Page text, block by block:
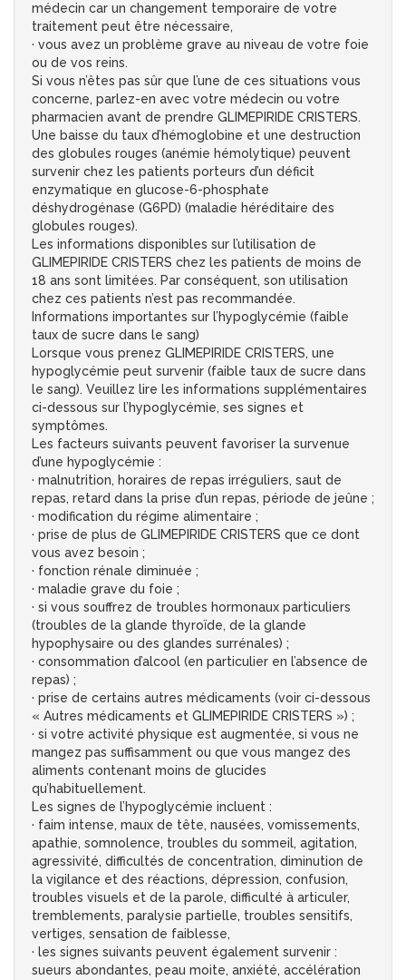
médecin car un changement temporaire de votre
traitement peut être nécessaire,
· vous avez un problème grave au niveau de votre foie
ou de vos reins.
Si vous n’êtes pas sûr que l’une de ces situations vous
concerne, parlez-en avec votre médecin ou votre
pharmacien avant de prendre GLIMEPIRIDE CRISTERS.
Une baisse du taux d’hémoglobine et une destruction
des globules rouges (anémie hémolytique) peuvent
survenir chez les patients porteurs d’un déficit
enzymatique en glucose-6-phosphate
déshydrogénase (G6PD) (maladie héréditaire des
globules rouges).
Les informations disponibles sur l’utilisation de
GLIMEPIRIDE CRISTERS chez les patients de moins de
18 ans sont limitées. Par conséquent, son utilisation
chez ces patients n’est pas recommandée.
Informations importantes sur l’hypoglycémie (faible
taux de sucre dans le sang)
Lorsque vous prenez GLIMEPIRIDE CRISTERS, une
hypoglycémie peut survenir (faible taux de sucre dans
le sang). Veuillez lire les informations supplémentaires
ci-dessous sur l’hypoglycémie, ses signes et
symptômes.
Les facteurs suivants peuvent favoriser la survenue
d’une hypoglycémie :
· malnutrition, horaires de repas irréguliers, saut de
repas, retard dans la prise d’un repas, période de jeûne ;
· modification du régime alimentaire ;
· prise de plus de GLIMEPIRIDE CRISTERS que ce dont
vous avez besoin ;
· fonction rénale diminuée ;
· maladie grave du foie ;
· si vous souffrez de troubles hormonaux particuliers
(troubles de la glande thyroïde, de la glande
hypophysaire ou des glandes surrénales) ;
· consommation d’alcool (en particulier en l’absence de
repas) ;
· prise de certains autres médicaments (voir ci-dessous
« Autres médicaments et GLIMEPIRIDE CRISTERS ») ;
· si votre activité physique est augmentée, si vous ne
mangez pas suffisamment ou que vous mangez des
aliments contenant moins de glucides
qu’habituellement.
Les signes de l’hypoglycémie incluent :
· faim intense, maux de tête, nausées, vomissements,
apathie, somnolence, troubles du sommeil, agitation,
agressivité, difficultés de concentration, diminution de
la vigilance et des réactions, dépression, confusion,
troubles visuels et de la parole, difficulté à articuler,
tremblements, paralysie partielle, troubles sensitifs,
vertiges, sensation de faiblesse,
· les signes suivants peuvent également survenir :
sueurs abondantes, peau moite, anxiété, accélération